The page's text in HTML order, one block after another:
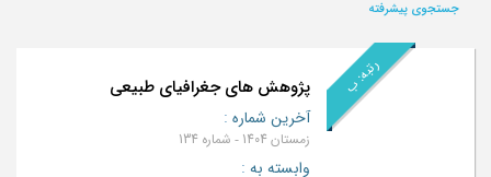
جستجوی پیشرفته
رتبه: ب پژوهش های جغرافیای طبیعی
آخرین شماره :
زمستان 1404 - شماره 134
وابسته به :